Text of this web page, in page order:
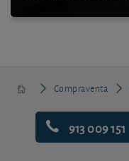
Compraventa
913 009 151